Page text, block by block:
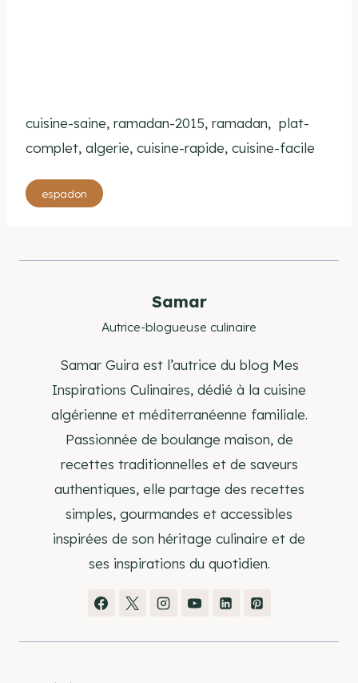
cuisine-saine, ramadan-2015, ramadan, plat-
complet, algerie, cuisine-rapide, cuisine-facile
Étiquettes
de
publication :
espadon
Samar
Autrice-blogueuse culinaire
Samar Guira est l’autrice du blog Mes
Inspirations Culinaires, dédié à la cuisine
algérienne et méditerranéenne familiale.
Passionnée de boulange maison, de
recettes traditionnelles et de saveurs
authentiques, elle partage des recettes
simples, gourmandes et accessibles
inspirées de son héritage culinaire et de
ses inspirations du quotidien.